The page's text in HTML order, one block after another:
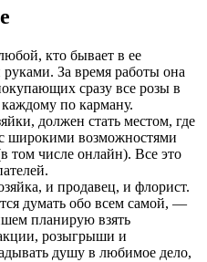
кто бывает в ее
За время работы она
сразу все розы в
по карману.
должен стать местом, где
широкими возможностями
том числе онлайн). Все это
и продавец, и флорист.
думать обо всем самой, —
планирую взять
розыгрыши и
душу в любимое дело,